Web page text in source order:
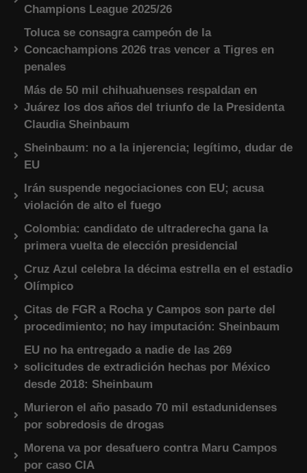
Champions League 2025/26
Toluca se consagra campeón de la
Concachampions 2026 tras vencer a Tigres en
penales
Más de 50 mil chihuahuenses respaldan en
Juárez los dos años del triunfo de la Presidenta
Claudia Sheinbaum
Sheinbaum: no a la injerencia; legítimo, dudar de
EU
Irán suspende negociaciones con EU; acusa
violación de alto el fuego
Colombia: candidato de ultraderecha gana la
primera vuelta de elección presidencial
Cruz Azul celebra la décima estrella en el estadio
Olímpico
Citas de FGR a Rocha y Campos son parte del
procedimiento; no hay imputación: Sheinbaum
EU no ha entregado a nadie de las 269
solicitudes de extradición hechas por México
desde 2018: Sheinbaum
Murieron el año pasado 70 mil estadunidenses
por sobredosis de drogas
Morena va por desafuero contra Maru Campos
por caso CIA